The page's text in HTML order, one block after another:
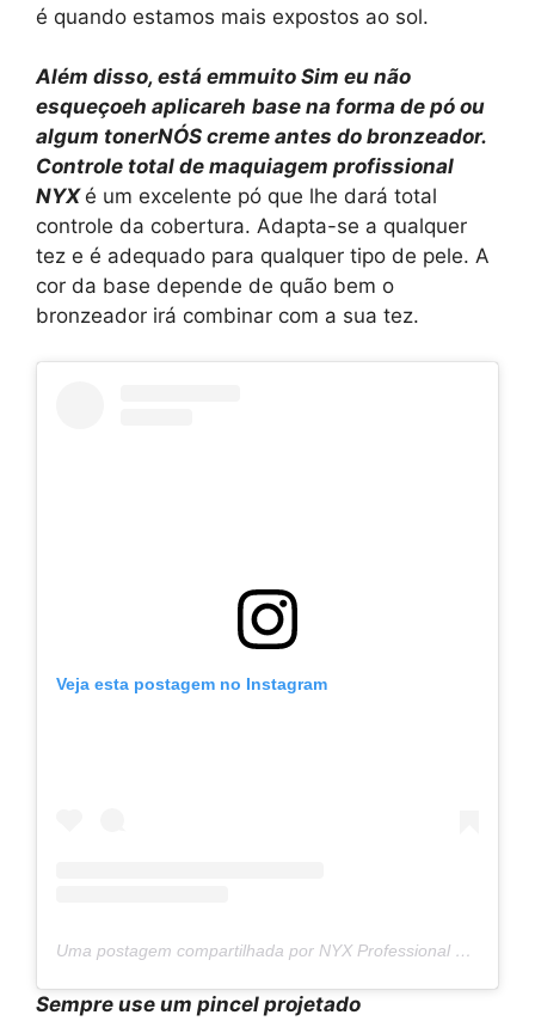
é quando estamos mais expostos ao sol.
Além disso, está emmuito Sim eu não
esqueçoeh aplicareh base na forma de pó ou
algum tonerNÓS creme antes do bronzeador.
Controle total de maquiagem profissional
NYX é um excelente pó que lhe dará total
controle da cobertura. Adapta-se a qualquer
tez e é adequado para qualquer tipo de pele. A
cor da base depende de quão bem o
bronzeador irá combinar com a sua tez.
Veja esta postagem no Instagram
Uma postagem compartilhada por NYX Professional Makeup BG (@nyxcosmetics_bg)
Sempre use um pincel projetado